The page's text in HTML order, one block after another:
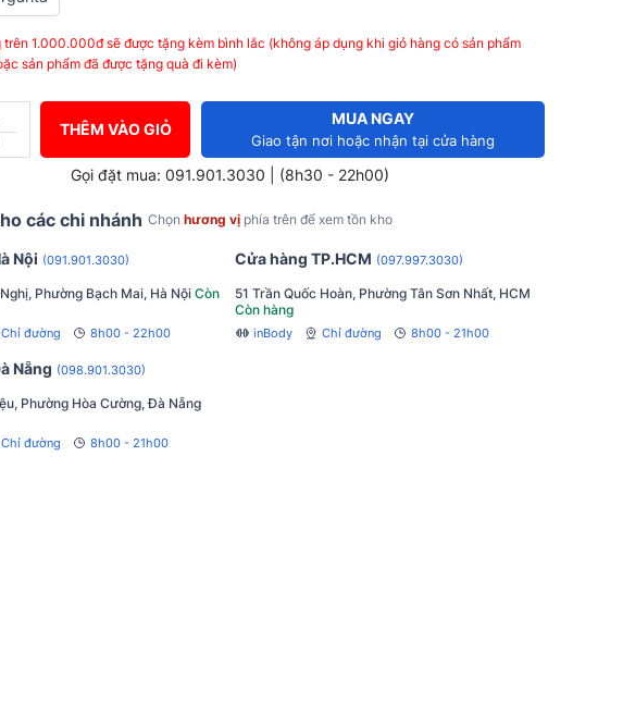
trên 1.000.000đ sẽ được tặng kèm bình lắc (không áp dụng khi giỏ hàng có sản phẩm
sản phẩm đã được tặng quà đi kèm)
THÊM VÀO GIỎ
MUA NGAY
Giao tận nơi hoặc nhận tại cửa hàng
Gọi đặt mua: 091.901.3030 | (8h30 - 22h00)
các chi nhánh Chọn hương vị phía trên để xem tồn kho
Nội (091.901.3030)
Phường Bạch Mai, Hà NộiCòn
Chỉ đường 8h00 - 22h00
Cửa hàng TP.HCM (097.997.3030)
51 Trần Quốc Hoàn, Phường Tân Sơn Nhất, HCM
Còn hàng
inBody Chỉ đường 8h00 - 21h00
Nẵng (098.901.3030)
Phường Hòa Cường, Đà Nẵng
Chỉ đường 8h00 - 21h00